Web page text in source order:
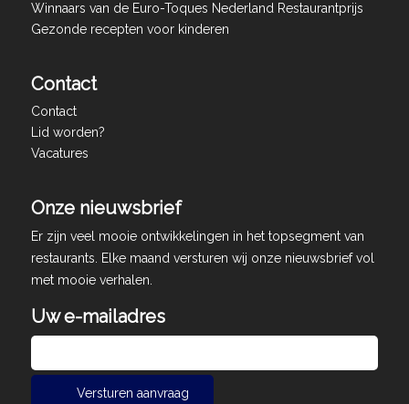
Winnaars van de Euro-Toques Nederland Restaurantprijs
Gezonde recepten voor kinderen
Contact
Contact
Lid worden?
Vacatures
Onze nieuwsbrief
Er zijn veel mooie ontwikkelingen in het topsegment van
restaurants. Elke maand versturen wij onze nieuwsbrief vol
met mooie verhalen.
Uw e-mailadres